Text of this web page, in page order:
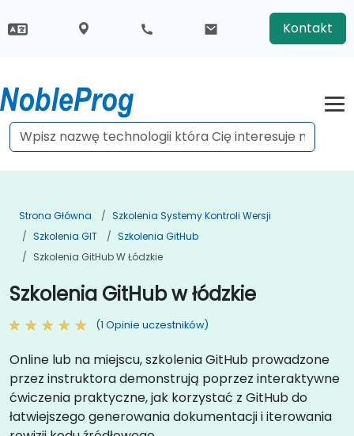
Kontakt
Strona Główna
Szkolenia Systemy Kontroli Wersji
Szkolenia GIT
Szkolenia GitHub
Szkolenia GitHub W Łódzkie
Szkolenia GitHub w łódzkie
(1 Opinie uczestników)
Online lub na miejscu, szkolenia GitHub prowadzone
przez instruktora demonstrują poprzez interaktywne
ćwiczenia praktyczne, jak korzystać z GitHub do
łatwiejszego generowania dokumentacji i iterowania